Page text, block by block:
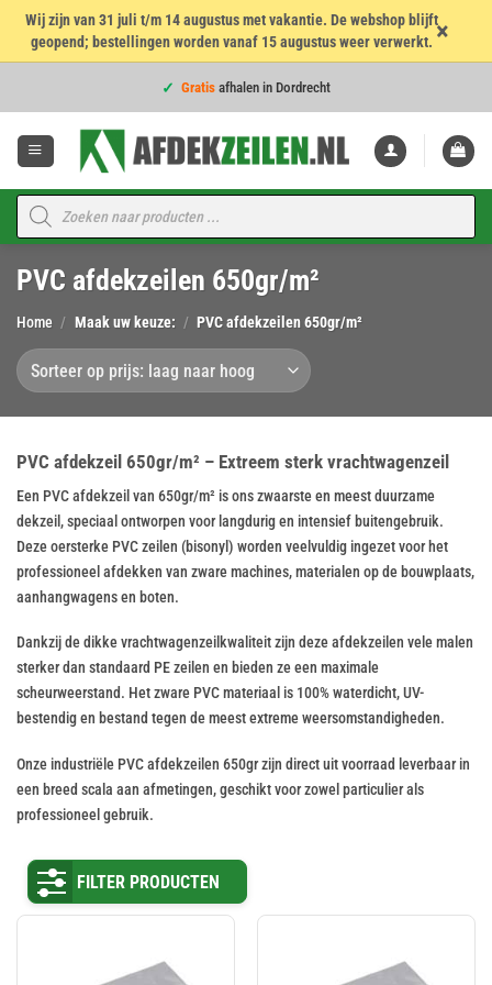
Wij zijn van 31 juli t/m 14 augustus met vakantie. De webshop blijft
geopend; bestellingen worden vanaf 15 augustus weer verwerkt. ×
Voor16:00besteld = dezelfde werkdag verzonden!
Gratis afhalen in Dordrecht
Voor
4,7 ★★★★★ op 960 beoordelingen
Voor16:00besteld = dezelfde werkdag verzonden!
Topkwaliteit voor debeste prijs
Voor16:00besteld = dezelfde werkdag verzonden!
Producten
zoeken
PVC afdekzeilen 650gr/m²
Home / Maak uw keuze: / PVC afdekzeilen 650gr/m²
PVC afdekzeil 650gr/m² – Extreem sterk vrachtwagenzeil
Een PVC afdekzeil van 650gr/m² is ons zwaarste en meest duurzame
dekzeil, speciaal ontworpen voor langdurig en intensief buitengebruik.
Deze oersterke PVC zeilen (bisonyl) worden veelvuldig ingezet voor het
professioneel afdekken van zware machines, materialen op de bouwplaats,
aanhangwagens en boten.
Dankzij de dikke vrachtwagenzeilkwaliteit zijn deze afdekzeilen vele malen
sterker dan standaard PE zeilen en bieden ze een maximale
scheurweerstand. Het zware PVC materiaal is 100% waterdicht, UV-
bestendig en bestand tegen de meest extreme weersomstandigheden.
Onze industriële PVC afdekzeilen 650gr zijn direct uit voorraad leverbaar in
een breed scala aan afmetingen, geschikt voor zowel particulier als
professioneel gebruik.
FILTER PRODUCTEN